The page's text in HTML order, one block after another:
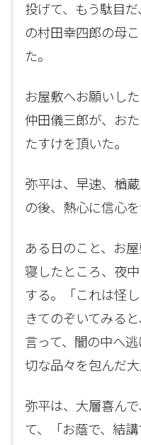
投げて、もう駄目
の村田幸四郎の母
た。
お屋敷へお願いし
仲田儀三郎が、お
たすけを頂いた。
弥平は、早速、楢
の後、熱心に信心を
ある日のこと、お
寝したところ、夜
する。「これは怪
きてのぞいてみる
言って、闇の中へ
切な品々を包んだ大
弥平は、大層喜ん
て、「お蔭で、結